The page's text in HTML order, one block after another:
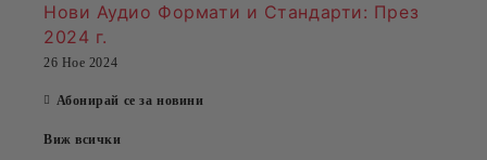
Нови Аудио Формати и Стандарти: През
2024 г.
26 Ное 2024
Абонирай се за новини
Виж всички